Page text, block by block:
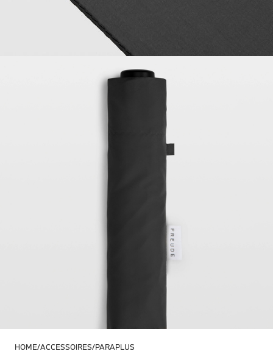
HOME ACCESSOIRES PARAPLUS